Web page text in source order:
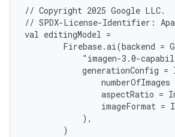
// Copyright 2025 Google LLC.
// SPDX-License-Identifier:
val editingModel =
Firebase.ai(backend =
"imagen-3.0-
generationConfig =
numberOfImages
aspectRatio =
imageFormat =
            ),
        )